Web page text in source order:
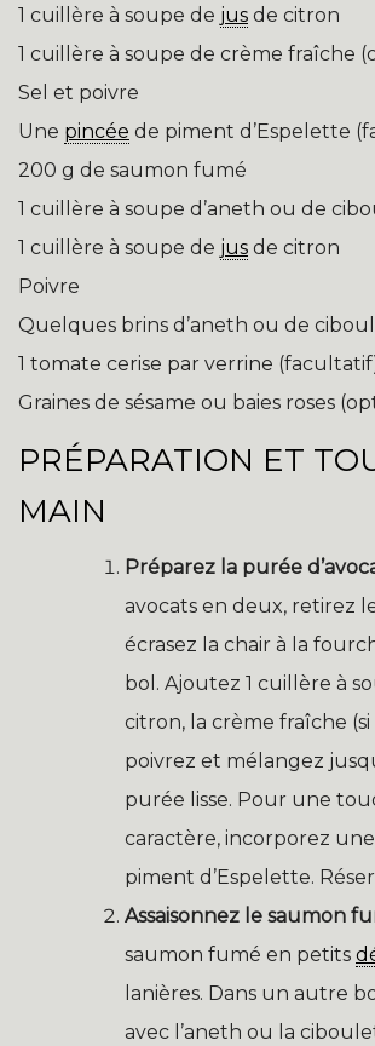
1 cuillère à soupe de jus de citron
1 cuillère à soupe de crème fraîche
Sel et poivre
Une pincée de piment d’Espelette
200 g de saumon fumé
1 cuillère à soupe d’aneth ou de
1 cuillère à soupe de jus de citron
Poivre
Quelques brins d’aneth ou de
1 tomate cerise par verrine
Graines de sésame ou baies roses
PRÉPARATION ET
MAIN
Préparez la purée
avocats en deux, retirez
écrasez la chair à la
bol. Ajoutez 1 cuillère à
citron, la crème fraîche (si
poivrez et mélangez
purée lisse. Pour une
caractère, incorporez une
piment d’Espelette.
Assaisonnez le saumon
saumon fumé en petits
lanières. Dans un autre
avec l’aneth ou la